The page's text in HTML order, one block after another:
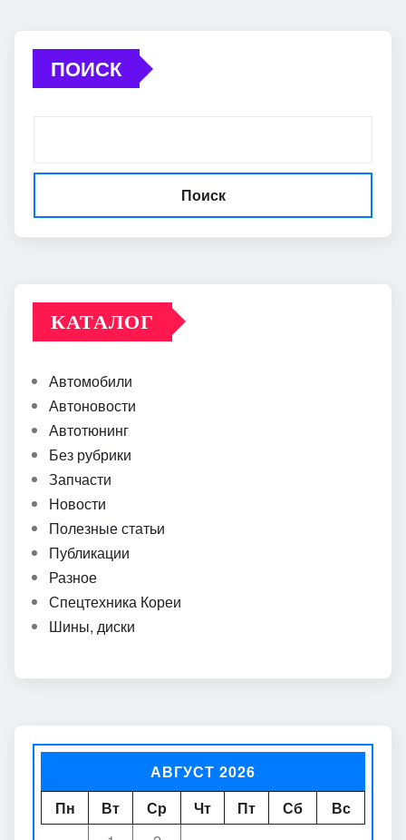
ПОИСК
Поиск
КАТАЛОГ
Автомобили
Автоновости
Автотюнинг
Без рубрики
Запчасти
Новости
Полезные статьи
Публикации
Разное
Спецтехника Кореи
Шины, диски
АВГУСТ 2026
Пн
Вт Ср Чт Пт Сб
Вс